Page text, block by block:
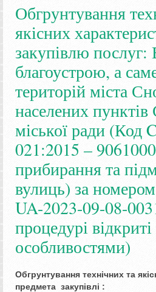
Обгрунтування
якісних
закупівлю послуг:
благоустрою, а
територій міста
населених пунктів
міської ради (Код
021:2015 –
прибирання та
вулиць) за номером
UA-2023-09-08-
процедурі
особливостями)
Обгрунтування технічних та
предмета закупівлі :